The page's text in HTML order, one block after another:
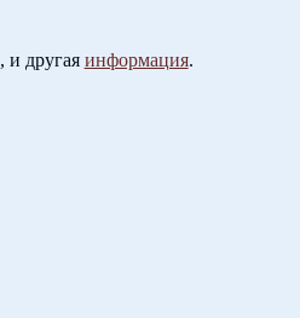
, и другая информация.